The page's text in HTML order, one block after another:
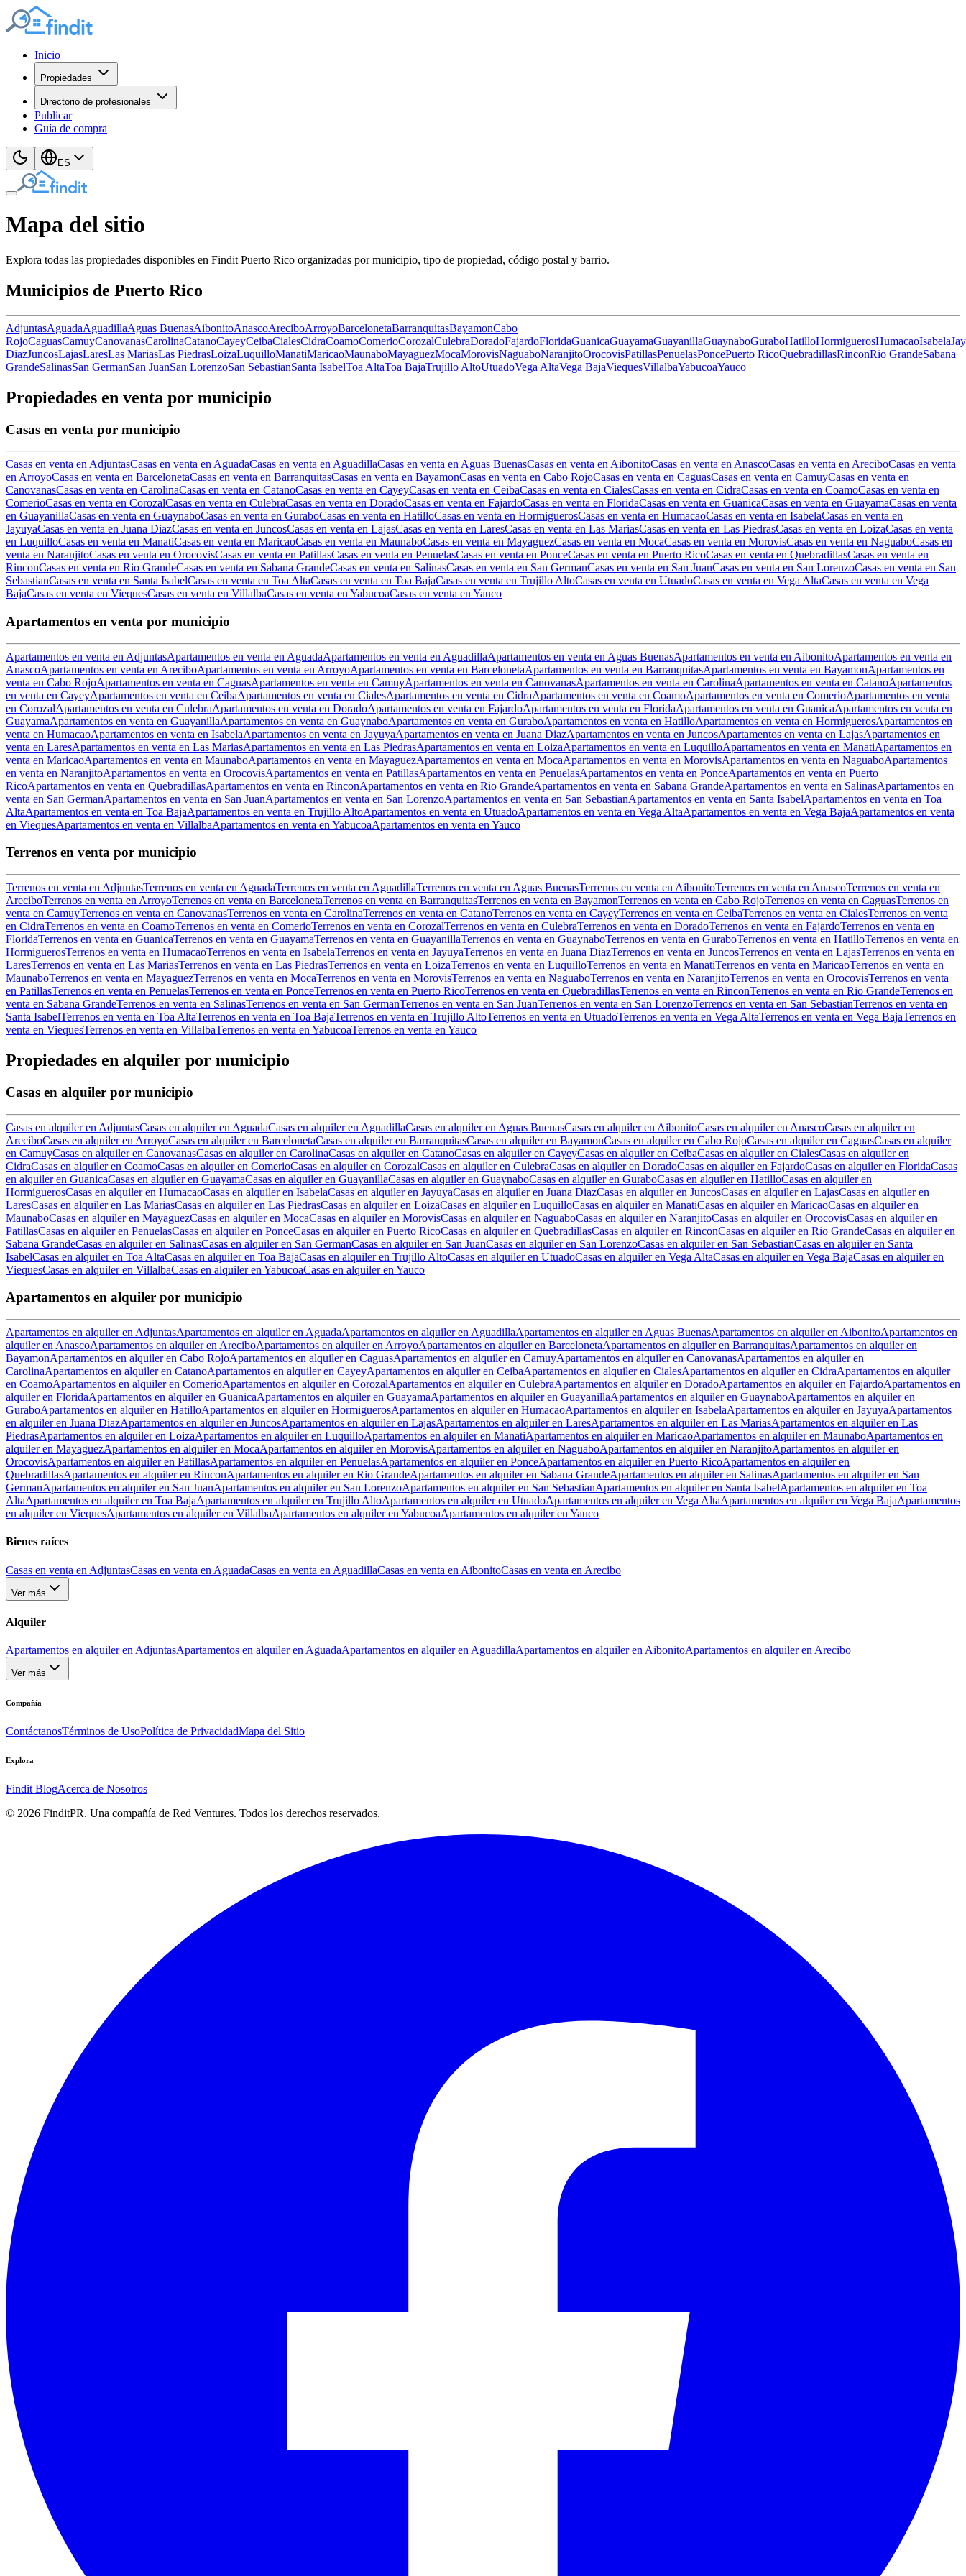
Inicio
Propiedades
Directorio de profesionales
Publicar
Guía de compra
ES
Mapa del sitio
Explora todas las propiedades disponibles en Findit Puerto Rico organizadas por municipio, tipo de propiedad, código postal y barrio.
Municipios de Puerto Rico
AdjuntasAguadaAguadillaAguas BuenasAibonitoAnascoAreciboArroyoBarcelonetaBarranquitasBayamonCabo
RojoCaguasCamuyCanovanasCarolinaCatanoCayeyCeibaCialesCidraCoamoComerioCorozalCulebraDoradoFajardoFloridaGuanicaGuayamaGuayanillaGuaynaboGuraboHatilloHormiguerosHumacaoIsabela
DiazJuncosLajasLaresLas MariasLas PiedrasLoizaLuquilloManatiMaricaoMaunaboMayaguezMocaMorovisNaguaboNaranjitoOrocovisPatillasPenuelasPoncePuerto RicoQuebradillasRinconRio GrandeSabana
GrandeSalinasSan GermanSan JuanSan LorenzoSan SebastianSanta IsabelToa AltaToa BajaTrujillo AltoUtuadoVega AltaVega BajaViequesVillalbaYabucoaYauco
Propiedades en venta por municipio
Casas en venta por municipio
Casas en venta en AdjuntasCasas en venta en AguadaCasas en venta en AguadillaCasas en venta en Aguas BuenasCasas en venta en AibonitoCasas en venta en AnascoCasas en venta en AreciboCasas en venta
en ArroyoCasas en venta en BarcelonetaCasas en venta en BarranquitasCasas en venta en BayamonCasas en venta en Cabo RojoCasas en venta en CaguasCasas en venta en CamuyCasas en venta en
CanovanasCasas en venta en CarolinaCasas en venta en CatanoCasas en venta en CayeyCasas en venta en CeibaCasas en venta en CialesCasas en venta en CidraCasas en venta en CoamoCasas en venta en
ComerioCasas en venta en CorozalCasas en venta en CulebraCasas en venta en DoradoCasas en venta en FajardoCasas en venta en FloridaCasas en venta en GuanicaCasas en venta en GuayamaCasas en venta
en GuayanillaCasas en venta en GuaynaboCasas en venta en GuraboCasas en venta en HatilloCasas en venta en HormiguerosCasas en venta en HumacaoCasas en venta en IsabelaCasas en venta en
JayuyaCasas en venta en Juana DiazCasas en venta en JuncosCasas en venta en LajasCasas en venta en LaresCasas en venta en Las MariasCasas en venta en Las PiedrasCasas en venta en LoizaCasas en venta
en LuquilloCasas en venta en ManatiCasas en venta en MaricaoCasas en venta en MaunaboCasas en venta en MayaguezCasas en venta en MocaCasas en venta en MorovisCasas en venta en NaguaboCasas en
venta en NaranjitoCasas en venta en OrocovisCasas en venta en PatillasCasas en venta en PenuelasCasas en venta en PonceCasas en venta en Puerto RicoCasas en venta en QuebradillasCasas en venta en
RinconCasas en venta en Rio GrandeCasas en venta en Sabana GrandeCasas en venta en SalinasCasas en venta en San GermanCasas en venta en San JuanCasas en venta en San LorenzoCasas en venta en San
SebastianCasas en venta en Santa IsabelCasas en venta en Toa AltaCasas en venta en Toa BajaCasas en venta en Trujillo AltoCasas en venta en UtuadoCasas en venta en Vega AltaCasas en venta en Vega
BajaCasas en venta en ViequesCasas en venta en VillalbaCasas en venta en YabucoaCasas en venta en Yauco
Apartamentos en venta por municipio
Apartamentos en venta en AdjuntasApartamentos en venta en AguadaApartamentos en venta en AguadillaApartamentos en venta en Aguas BuenasApartamentos en venta en AibonitoApartamentos en venta en
AnascoApartamentos en venta en AreciboApartamentos en venta en ArroyoApartamentos en venta en BarcelonetaApartamentos en venta en BarranquitasApartamentos en venta en BayamonApartamentos en
venta en Cabo RojoApartamentos en venta en CaguasApartamentos en venta en CamuyApartamentos en venta en CanovanasApartamentos en venta en CarolinaApartamentos en venta en CatanoApartamentos
en venta en CayeyApartamentos en venta en CeibaApartamentos en venta en CialesApartamentos en venta en CidraApartamentos en venta en CoamoApartamentos en venta en ComerioApartamentos en venta
en CorozalApartamentos en venta en CulebraApartamentos en venta en DoradoApartamentos en venta en FajardoApartamentos en venta en FloridaApartamentos en venta en GuanicaApartamentos en venta en
GuayamaApartamentos en venta en GuayanillaApartamentos en venta en GuaynaboApartamentos en venta en GuraboApartamentos en venta en HatilloApartamentos en venta en HormiguerosApartamentos en
venta en HumacaoApartamentos en venta en IsabelaApartamentos en venta en JayuyaApartamentos en venta en Juana DiazApartamentos en venta en JuncosApartamentos en venta en LajasApartamentos en
venta en LaresApartamentos en venta en Las MariasApartamentos en venta en Las PiedrasApartamentos en venta en LoizaApartamentos en venta en LuquilloApartamentos en venta en ManatiApartamentos en
venta en MaricaoApartamentos en venta en MaunaboApartamentos en venta en MayaguezApartamentos en venta en MocaApartamentos en venta en MorovisApartamentos en venta en NaguaboApartamentos
en venta en NaranjitoApartamentos en venta en OrocovisApartamentos en venta en PatillasApartamentos en venta en PenuelasApartamentos en venta en PonceApartamentos en venta en Puerto
RicoApartamentos en venta en QuebradillasApartamentos en venta en RinconApartamentos en venta en Rio GrandeApartamentos en venta en Sabana GrandeApartamentos en venta en SalinasApartamentos en
venta en San GermanApartamentos en venta en San JuanApartamentos en venta en San LorenzoApartamentos en venta en San SebastianApartamentos en venta en Santa IsabelApartamentos en venta en Toa
AltaApartamentos en venta en Toa BajaApartamentos en venta en Trujillo AltoApartamentos en venta en UtuadoApartamentos en venta en Vega AltaApartamentos en venta en Vega BajaApartamentos en venta
en ViequesApartamentos en venta en VillalbaApartamentos en venta en YabucoaApartamentos en venta en Yauco
Terrenos en venta por municipio
Terrenos en venta en AdjuntasTerrenos en venta en AguadaTerrenos en venta en AguadillaTerrenos en venta en Aguas BuenasTerrenos en venta en AibonitoTerrenos en venta en AnascoTerrenos en venta en
AreciboTerrenos en venta en ArroyoTerrenos en venta en BarcelonetaTerrenos en venta en BarranquitasTerrenos en venta en BayamonTerrenos en venta en Cabo RojoTerrenos en venta en CaguasTerrenos en
venta en CamuyTerrenos en venta en CanovanasTerrenos en venta en CarolinaTerrenos en venta en CatanoTerrenos en venta en CayeyTerrenos en venta en CeibaTerrenos en venta en CialesTerrenos en venta
en CidraTerrenos en venta en CoamoTerrenos en venta en ComerioTerrenos en venta en CorozalTerrenos en venta en CulebraTerrenos en venta en DoradoTerrenos en venta en FajardoTerrenos en venta en
FloridaTerrenos en venta en GuanicaTerrenos en venta en GuayamaTerrenos en venta en GuayanillaTerrenos en venta en GuaynaboTerrenos en venta en GuraboTerrenos en venta en HatilloTerrenos en venta en
HormiguerosTerrenos en venta en HumacaoTerrenos en venta en IsabelaTerrenos en venta en JayuyaTerrenos en venta en Juana DiazTerrenos en venta en JuncosTerrenos en venta en LajasTerrenos en venta en
LaresTerrenos en venta en Las MariasTerrenos en venta en Las PiedrasTerrenos en venta en LoizaTerrenos en venta en LuquilloTerrenos en venta en ManatiTerrenos en venta en MaricaoTerrenos en venta en
MaunaboTerrenos en venta en MayaguezTerrenos en venta en MocaTerrenos en venta en MorovisTerrenos en venta en NaguaboTerrenos en venta en NaranjitoTerrenos en venta en OrocovisTerrenos en venta
en PatillasTerrenos en venta en PenuelasTerrenos en venta en PonceTerrenos en venta en Puerto RicoTerrenos en venta en QuebradillasTerrenos en venta en RinconTerrenos en venta en Rio GrandeTerrenos en
venta en Sabana GrandeTerrenos en venta en SalinasTerrenos en venta en San GermanTerrenos en venta en San JuanTerrenos en venta en San LorenzoTerrenos en venta en San SebastianTerrenos en venta en
Santa IsabelTerrenos en venta en Toa AltaTerrenos en venta en Toa BajaTerrenos en venta en Trujillo AltoTerrenos en venta en UtuadoTerrenos en venta en Vega AltaTerrenos en venta en Vega BajaTerrenos en
venta en ViequesTerrenos en venta en VillalbaTerrenos en venta en YabucoaTerrenos en venta en Yauco
Propiedades en alquiler por municipio
Casas en alquiler por municipio
Casas en alquiler en AdjuntasCasas en alquiler en AguadaCasas en alquiler en AguadillaCasas en alquiler en Aguas BuenasCasas en alquiler en AibonitoCasas en alquiler en AnascoCasas en alquiler en
AreciboCasas en alquiler en ArroyoCasas en alquiler en BarcelonetaCasas en alquiler en BarranquitasCasas en alquiler en BayamonCasas en alquiler en Cabo RojoCasas en alquiler en CaguasCasas en alquiler
en CamuyCasas en alquiler en CanovanasCasas en alquiler en CarolinaCasas en alquiler en CatanoCasas en alquiler en CayeyCasas en alquiler en CeibaCasas en alquiler en CialesCasas en alquiler en
CidraCasas en alquiler en CoamoCasas en alquiler en ComerioCasas en alquiler en CorozalCasas en alquiler en CulebraCasas en alquiler en DoradoCasas en alquiler en FajardoCasas en alquiler en FloridaCasas
en alquiler en GuanicaCasas en alquiler en GuayamaCasas en alquiler en GuayanillaCasas en alquiler en GuaynaboCasas en alquiler en GuraboCasas en alquiler en HatilloCasas en alquiler en
HormiguerosCasas en alquiler en HumacaoCasas en alquiler en IsabelaCasas en alquiler en JayuyaCasas en alquiler en Juana DiazCasas en alquiler en JuncosCasas en alquiler en LajasCasas en alquiler en
LaresCasas en alquiler en Las MariasCasas en alquiler en Las PiedrasCasas en alquiler en LoizaCasas en alquiler en LuquilloCasas en alquiler en ManatiCasas en alquiler en MaricaoCasas en alquiler en
MaunaboCasas en alquiler en MayaguezCasas en alquiler en MocaCasas en alquiler en MorovisCasas en alquiler en NaguaboCasas en alquiler en NaranjitoCasas en alquiler en OrocovisCasas en alquiler en
PatillasCasas en alquiler en PenuelasCasas en alquiler en PonceCasas en alquiler en Puerto RicoCasas en alquiler en QuebradillasCasas en alquiler en RinconCasas en alquiler en Rio GrandeCasas en alquiler en
Sabana GrandeCasas en alquiler en SalinasCasas en alquiler en San GermanCasas en alquiler en San JuanCasas en alquiler en San LorenzoCasas en alquiler en San SebastianCasas en alquiler en Santa
IsabelCasas en alquiler en Toa AltaCasas en alquiler en Toa BajaCasas en alquiler en Trujillo AltoCasas en alquiler en UtuadoCasas en alquiler en Vega AltaCasas en alquiler en Vega BajaCasas en alquiler en
ViequesCasas en alquiler en VillalbaCasas en alquiler en YabucoaCasas en alquiler en Yauco
Apartamentos en alquiler por municipio
Apartamentos en alquiler en AdjuntasApartamentos en alquiler en AguadaApartamentos en alquiler en AguadillaApartamentos en alquiler en Aguas BuenasApartamentos en alquiler en AibonitoApartamentos en
alquiler en AnascoApartamentos en alquiler en AreciboApartamentos en alquiler en ArroyoApartamentos en alquiler en BarcelonetaApartamentos en alquiler en BarranquitasApartamentos en alquiler en
BayamonApartamentos en alquiler en Cabo RojoApartamentos en alquiler en CaguasApartamentos en alquiler en CamuyApartamentos en alquiler en CanovanasApartamentos en alquiler en
CarolinaApartamentos en alquiler en CatanoApartamentos en alquiler en CayeyApartamentos en alquiler en CeibaApartamentos en alquiler en CialesApartamentos en alquiler en CidraApartamentos en alquiler
en CoamoApartamentos en alquiler en ComerioApartamentos en alquiler en CorozalApartamentos en alquiler en CulebraApartamentos en alquiler en DoradoApartamentos en alquiler en FajardoApartamentos en
alquiler en FloridaApartamentos en alquiler en GuanicaApartamentos en alquiler en GuayamaApartamentos en alquiler en GuayanillaApartamentos en alquiler en GuaynaboApartamentos en alquiler en
GuraboApartamentos en alquiler en HatilloApartamentos en alquiler en HormiguerosApartamentos en alquiler en HumacaoApartamentos en alquiler en IsabelaApartamentos en alquiler en JayuyaApartamentos
en alquiler en Juana DiazApartamentos en alquiler en JuncosApartamentos en alquiler en LajasApartamentos en alquiler en LaresApartamentos en alquiler en Las MariasApartamentos en alquiler en Las
PiedrasApartamentos en alquiler en LoizaApartamentos en alquiler en LuquilloApartamentos en alquiler en ManatiApartamentos en alquiler en MaricaoApartamentos en alquiler en MaunaboApartamentos en
alquiler en MayaguezApartamentos en alquiler en MocaApartamentos en alquiler en MorovisApartamentos en alquiler en NaguaboApartamentos en alquiler en NaranjitoApartamentos en alquiler en
OrocovisApartamentos en alquiler en PatillasApartamentos en alquiler en PenuelasApartamentos en alquiler en PonceApartamentos en alquiler en Puerto RicoApartamentos en alquiler en
QuebradillasApartamentos en alquiler en RinconApartamentos en alquiler en Rio GrandeApartamentos en alquiler en Sabana GrandeApartamentos en alquiler en SalinasApartamentos en alquiler en San
GermanApartamentos en alquiler en San JuanApartamentos en alquiler en San LorenzoApartamentos en alquiler en San SebastianApartamentos en alquiler en Santa IsabelApartamentos en alquiler en Toa
AltaApartamentos en alquiler en Toa BajaApartamentos en alquiler en Trujillo AltoApartamentos en alquiler en UtuadoApartamentos en alquiler en Vega AltaApartamentos en alquiler en Vega BajaApartamentos
en alquiler en ViequesApartamentos en alquiler en VillalbaApartamentos en alquiler en YabucoaApartamentos en alquiler en Yauco
Bienes raíces
Casas en venta en AdjuntasCasas en venta en AguadaCasas en venta en AguadillaCasas en venta en AibonitoCasas en venta en Arecibo
Ver más
Alquiler
Apartamentos en alquiler en AdjuntasApartamentos en alquiler en AguadaApartamentos en alquiler en AguadillaApartamentos en alquiler en AibonitoApartamentos en alquiler en Arecibo
Ver más
Compañía
ContáctanosTérminos de UsoPolítica de PrivacidadMapa del Sitio
Explora
Findit BlogAcerca de Nosotros
© 2026 FinditPR. Una compañía de Red Ventures. Todos los derechos reservados.